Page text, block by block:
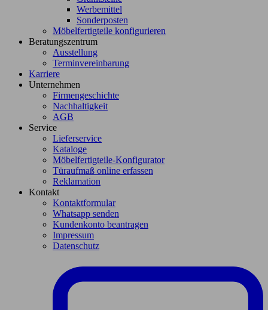
Werbemittel
Sonderposten
Möbelfertigteile konfigurieren
Beratungszentrum
Ausstellung
Terminvereinbarung
Karriere
Unternehmen
Firmengeschichte
Nachhaltigkeit
AGB
Service
Lieferservice
Kataloge
Möbelfertigteile-Konfigurator
Türaufmaß online erfassen
Reklamation
Kontakt
Kontaktformular
Whatsapp senden
Kundenkonto beantragen
Impressum
Datenschutz